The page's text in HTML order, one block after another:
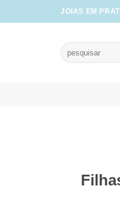
to
JOIAS EM
Pesquisar
por: